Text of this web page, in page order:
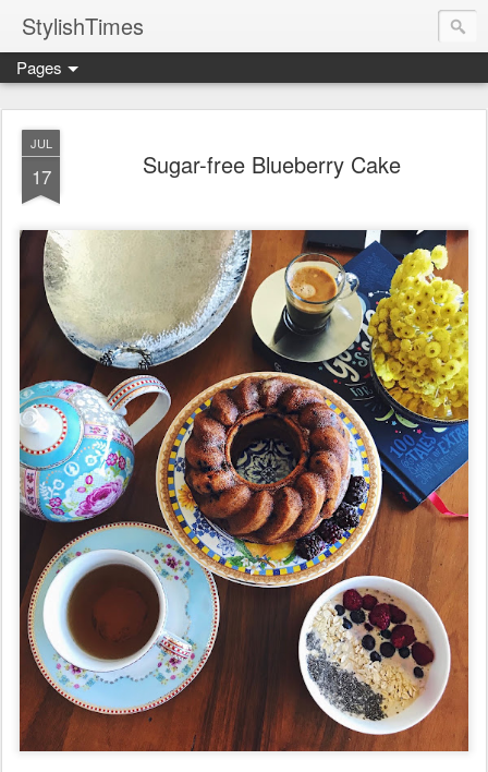
StylishTimes
Pages
JUL
17 Sugar-free Blueberry Cake